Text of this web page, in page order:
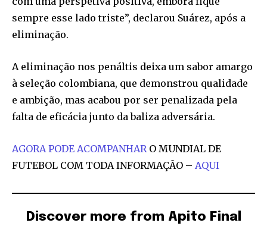
sempre esse lado triste”, declarou Suárez, após a
eliminação.
A eliminação nos penáltis deixa um sabor amargo
à seleção colombiana, que demonstrou qualidade
e ambição, mas acabou por ser penalizada pela
falta de eficácia junto da baliza adversária.
AGORA PODE ACOMPANHAR O MUNDIAL DE
FUTEBOL COM TODA INFORMAÇÃO – AQUI
Discover more from Apito Final